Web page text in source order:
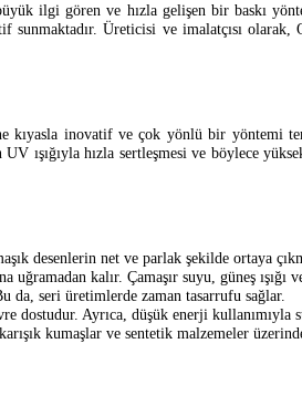
ilgi gören ve hızla gelişen bir baskı
Üreticisi ve imalatçısı
kıyasla inovatif ve çok yönlü bir
ışığıyla hızla sertleşmesi ve böylece
desenlerin net ve parlak şekilde ortaya
kalır. Çamaşır suyu, güneş ışığı
da, seri üretimlerde zaman tasarrufu sağlar.
dostudur. Ayrıca, düşük enerji kullanımıyla
kumaşlar ve sentetik malzemeler